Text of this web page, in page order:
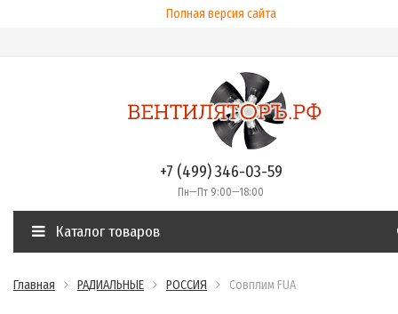
Полная версия сайта
+7 (499) 346-03-59
Пн—Пт 9:00—18:00
Каталог товаров
Главная РАДИАЛЬНЫЕ РОССИЯ Совплим FUA